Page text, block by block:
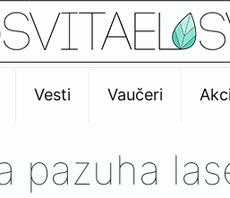
Vesti Vaučeri
pazuha